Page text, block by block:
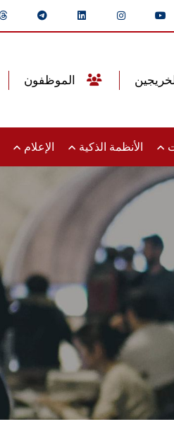
الأنظمة الذكية الإعلام